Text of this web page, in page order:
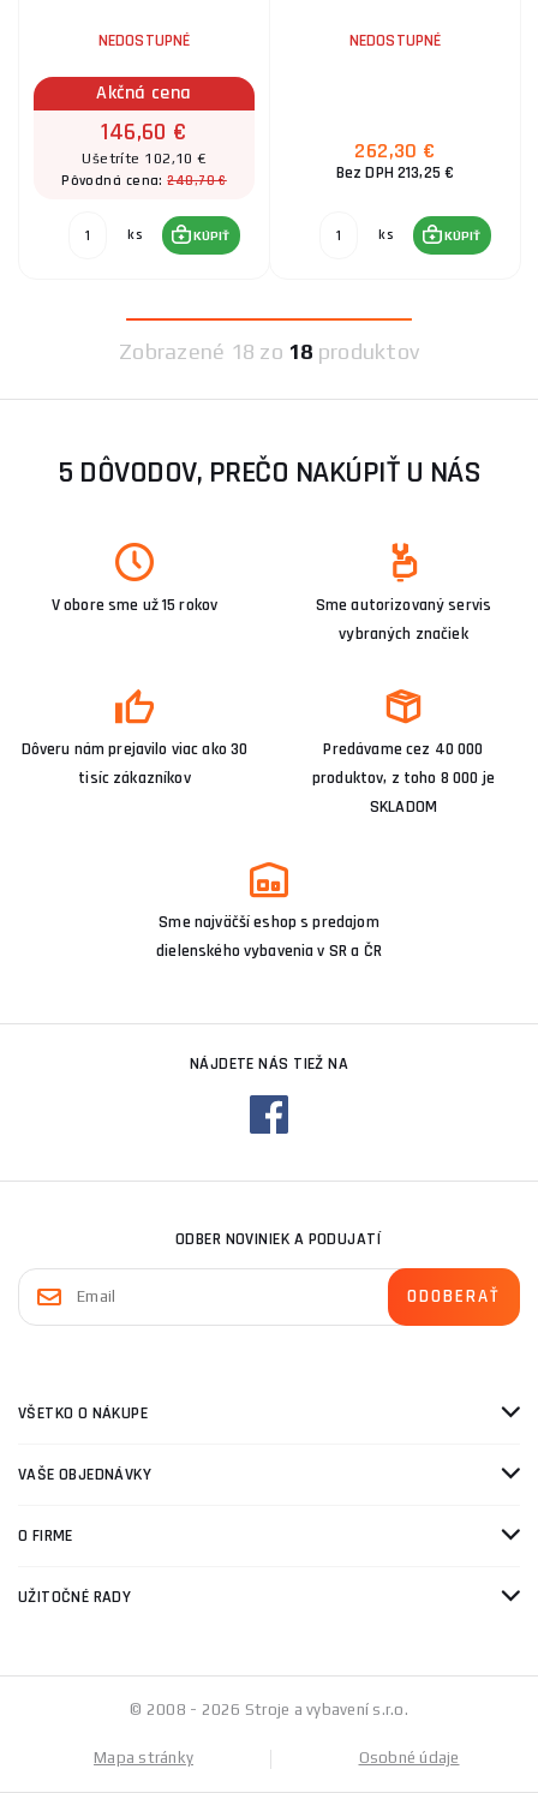
NEDOSTUPNÉ
Akčná cena
146,60 €
Ušetríte 102,10 €
Pôvodná cena:248,70 €
ks KÚPIŤ
NEDOSTUPNÉ
262,30 €
Bez DPH 213,25 €
ks KÚPIŤ
Zobrazené 18 zo 18 produktov
5 DÔVODOV, PREČO NAKÚPIŤ U NÁS
V obore sme už 15 rokov
Sme autorizovaný servis
vybraných značiek
Dôveru nám prejavilo viac ako 30
tisíc zákazníkov
Predávame cez 40 000
produktov, z toho 8 000 je
SKLADOM
Sme najväčší eshop s predajom
dielenského vybavenia v SR a ČR
NÁJDETE NÁS TIEŽ NA
ODBER NOVINIEK A PODUJATÍ
VŠETKO O NÁKUPE
VAŠE OBJEDNÁVKY
O FIRME
UŽITOČNÉ RADY
© 2008 - 2026 Stroje a vybavení s.r.o.
Mapa stránky Osobné údaje